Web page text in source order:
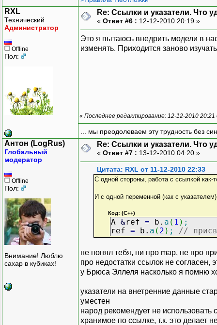
RXL
Технический
Администратор
Offline
Пол:
Re: Ссылки и указатели. Что
« Ответ #6 : 12-12-2010 20:19 »
Это я пытаюсь внедрить модели в
изменять. Приходится заново
« Последнее редактирование: 12-12-2010
... мы преодолеваем эту трудность без
Антон (LogRus)
Глобальный
модератор
Offline
Пол:
Внимание! Люблю
сахар в кубиках!
Re: Ссылки и указатели. Что
« Ответ #7 : 13-12-2010 04:20 »
Цитата: RXL от 11-12-2010 22:33
С одной стороны, работа с ссылкой
И с одной переменной (как с
Код: (C++)
A &ref = b. a ( 1 ) ;
ref = b. a ( 2 ) ; //
не понял тебя, ни про map, не про
про недостатки ссылок не
у Брюса Эллеля насколько я помню
указатели на внетренние данные
уместен
народ рекомендует не
хранимое по ссылке, т.к. это делает